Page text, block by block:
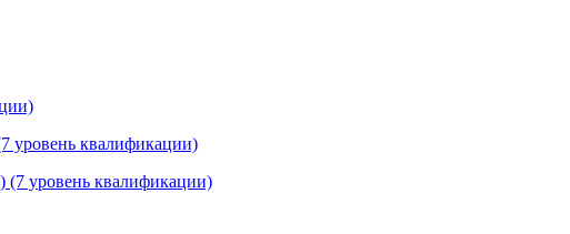
уровень квалификации)
(7 уровень квалификации)